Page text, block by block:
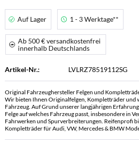
Auf Lager 1 - 3 Werktage**
Ab 500 € versandkostenfrei
innerhalb Deutschlands
Artikel-Nr.: LVLRZ78519112SG
Original Fahrzeughersteller Felgen und
Wir bieten Ihnen Originalfelgen, Kompletträder und
Fahrzeug. Auf Grund unserer langjährigen
Felge auf welches Fahrzeug passt, insbesondere in
Fahrwerken und Spurverbreiterungen. Reifenprofi
Kompletträder für Audi, VW, Mercedes & BMW